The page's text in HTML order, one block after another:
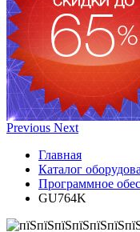
Previous Next
Главная
Каталог
Программное
GU764K